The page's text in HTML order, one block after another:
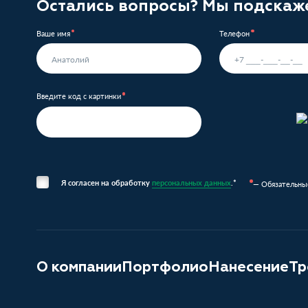
Остались вопросы? Мы
Ваше имя Телефон
Введите код с картинки
Я согласен на обработку персональных данных.* —
О компанииПортфолиоНанесение